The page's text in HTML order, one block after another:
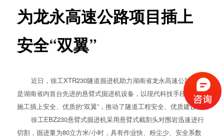
为龙永高速公路项目插上
安全“双翼”
近日，徐工XTR230隧道掘进机助力湖南省龙永高速公路，这
是湖南省内首台先进的悬臂式掘进机设备，以现代科技手段为隧道
施工插上安全、优质的“双翼”，推动了隧道工程安全、优质建设。
徐工EBZ230悬臂式掘进机采用悬臂式截割头对围岩迅速进行
切割，掘进量为80立方米/小时，具有作业快、粉尘少、安全系数